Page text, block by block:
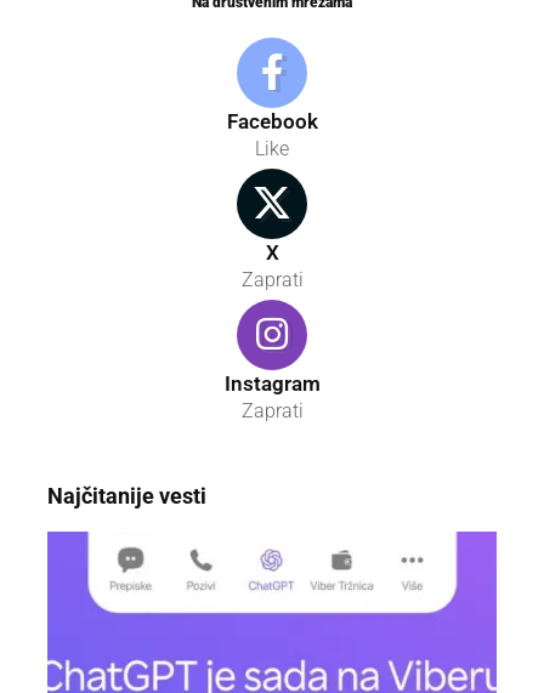
Facebook
Like
X
Zaprati
Instagram
Zaprati
Najčitanije vesti